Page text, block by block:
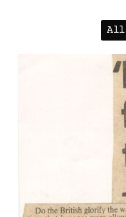
All